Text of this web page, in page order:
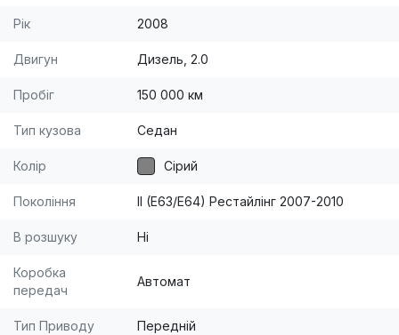
Рік 2008
Двигун Дизель, 2.0
Пробіг 150 000 км
Тип кузова Седан
Колір Сірий
Покоління II (E63/E64) Рестайлінг 2007-2010
В розшуку Ні
Коробка
передач
Автомат
Тип Приводу Передній